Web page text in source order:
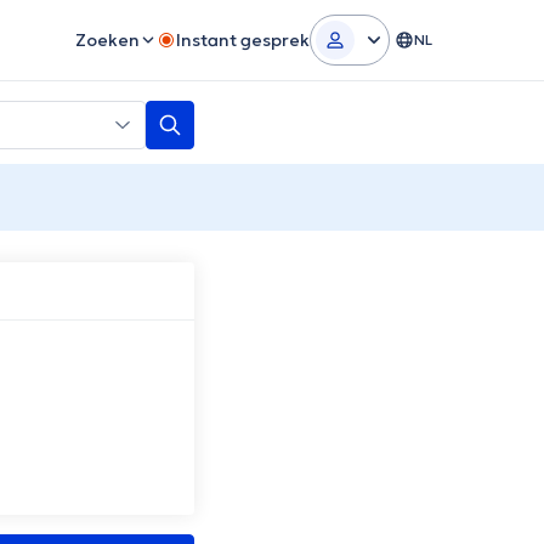
Zoeken Instant gesprek NL